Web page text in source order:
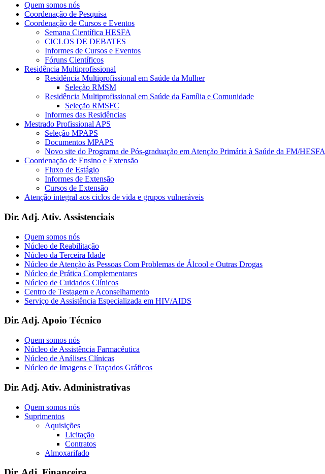
Quem somos nós
Coordenação de Pesquisa
Coordenação de Cursos e Eventos
Semana Científica HESFA
CICLOS DE DEBATES
Informes de Cursos e Eventos
Fóruns Científicos
Residência Multiprofissional
Residência Multiprofissional em Saúde da Mulher
Seleção RMSM
Residência Multiprofissional em Saúde da Família e Comunidade
Seleção RMSFC
Informes das Residências
Mestrado Profissional APS
Seleção MPAPS
Documentos MPAPS
Novo site do Programa de Pós-graduação em Atenção Primária à Saúde da FM/HESFA
Coordenação de Ensino e Extensão
Fluxo de Estágio
Informes de Extensão
Cursos de Extensão
Atenção integral aos ciclos de vida e grupos vulneráveis
Dir. Adj. Ativ. Assistenciais
Quem somos nós
Núcleo de Reabilitação
Núcleo da Terceira Idade
Núcleo de Atenção às Pessoas Com Problemas de Álcool e Outras Drogas
Núcleo de Prática Complementares
Núcleo de Cuidados Clínicos
Centro de Testagem e Aconselhamento
Serviço de Assistência Especializada em HIV/AIDS
Dir. Adj. Apoio Técnico
Quem somos nós
Núcleo de Assistência Farmacêutica
Núcleo de Análises Clínicas
Núcleo de Imagens e Traçados Gráficos
Dir. Adj. Ativ. Administrativas
Quem somos nós
Suprimentos
Aquisições
Licitação
Contratos
Almoxarifado